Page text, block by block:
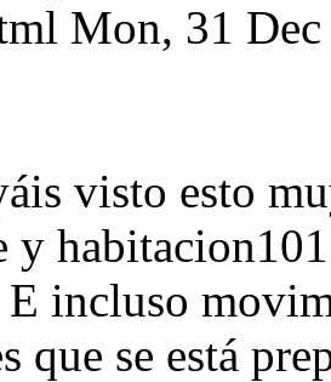
Mon, 31
visto esto
y
incluso
que se está